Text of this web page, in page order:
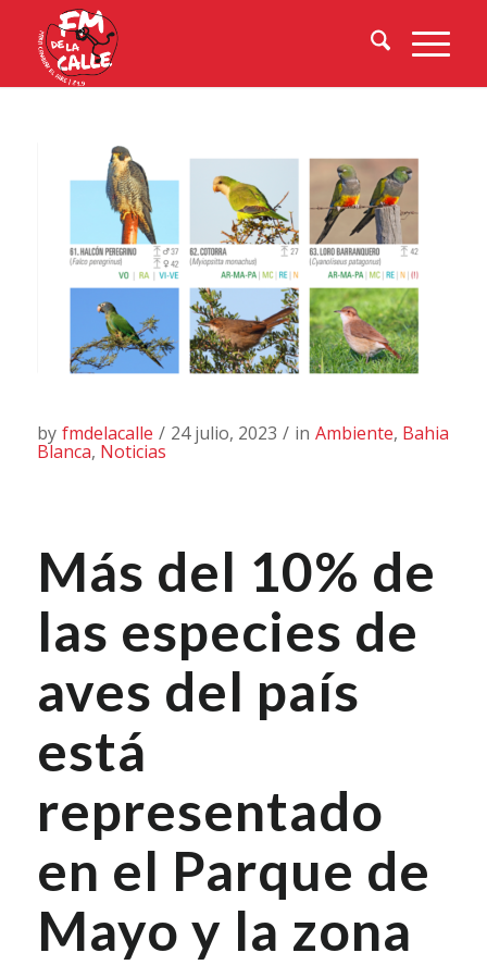
by fmdelacalle / 24 julio, 2023 / in Ambiente, Bahia
Blanca, Noticias
Más del 10% de
las especies de
aves del país
está
representado
en el Parque de
Mayo y la zona